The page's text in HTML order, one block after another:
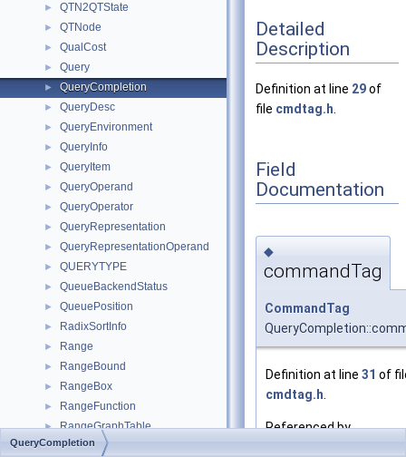
► QTN2QTState
► QTNode
► QualCost
► Query
► QueryCompletion
► QueryDesc
► QueryEnvironment
► QueryInfo
► QueryItem
► QueryOperand
► QueryOperator
► QueryRepresentation
► QueryRepresentationOperand
► QUERYTYPE
► QueueBackendStatus
► QueuePosition
► RadixSortInfo
► Range
► RangeBound
► RangeBox
► RangeFunction
► RangeGraphTable
► RangeIOData
Detailed
Description
Definition at line 29of
file cmdtag.h
Field
Documentation
◆
commandTag
CommandTag
Definition at line 31 of
cmdtag.h
Referenced by
QueryCompletion